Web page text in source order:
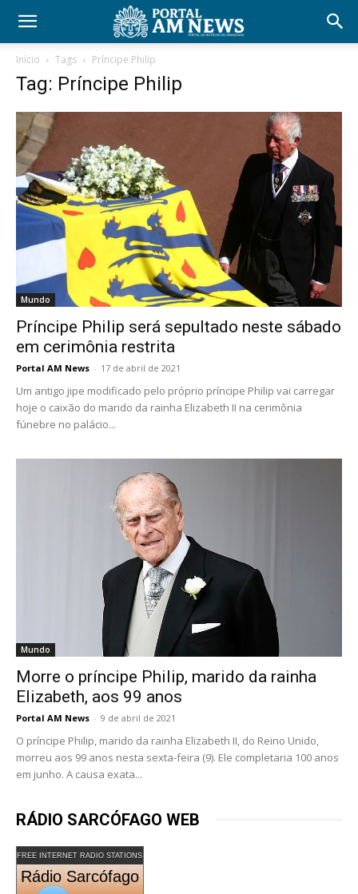
Início Tags Príncipe Philip
Tag: Príncipe Philip
Mundo
Príncipe Philip será sepultado neste sábado
em cerimônia restrita
Portal AM News - 17 de abril de 2021
Um antigo jipe modificado pelo próprio príncipe Philip vai carregar
hoje o caixão do marido da rainha Elizabeth II na cerimônia
fúnebre no palácio...
Mundo
Morre o príncipe Philip, marido da rainha
Elizabeth, aos 99 anos
Portal AM News - 9 de abril de 2021
O príncipe Philip, marido da rainha Elizabeth II, do Reino Unido,
morreu aos 99 anos nesta sexta-feira (9). Ele completaria 100 anos
em junho. A causa exata...
RÁDIO SARCÓFAGO WEB
FREE INTERNET RADIO STATIONS
Rádio Sarcófago